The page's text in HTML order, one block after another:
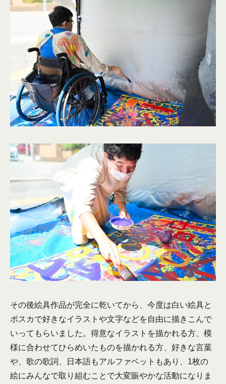
その後絵具作品が完全に乾いてから、今度は白い絵具と
ポスカで好きなイラストや文字などを自由に描きこんで
いってもらいました。得意なイラストを描かれる方、模
様に合わせてひらめいたものを描かれる方、好きな言葉
や、歌の歌詞、日本語もアルファベットもあり、1枚の
絵にみんなで取り組むことで大変賑やかな活動になりま